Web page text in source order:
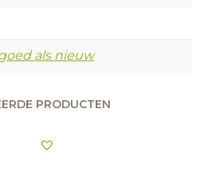
als nieuw
PRODUCTEN